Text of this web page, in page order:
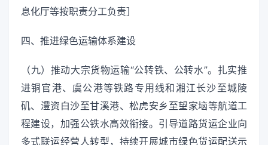
息化厅等按职责分工负责］
四、推进绿色运输体系建设
（九）推动大宗货物运输“公转铁、公转水”。扎实推
进铜官港、虞公港等铁路专用线和湘江长沙至城陵
矶、澧资白沙至甘溪港、松虎安乡至望家垴等航道工
程建设，加强公铁水高效衔接。引导道路货运企业向
多式联运经营人转型，持续开展城市绿色货运配送示